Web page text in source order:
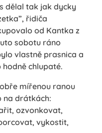
dělal tak jak dycky
řidiča
od Kantka z
sobotu ráno
vlastně prasnica a
hodně chlupaté.
mířenou ranou
na drátkách:
ozvonkovat,
vykostit,